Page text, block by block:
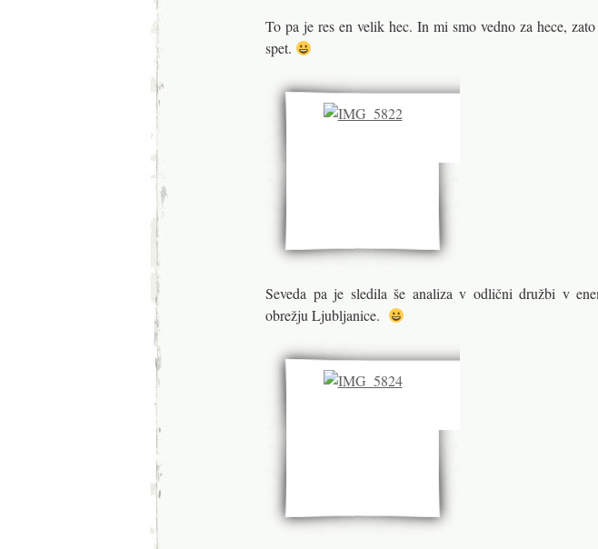
To pa je res en velik hec. In mi smo vedno za hece,
spet.
Seveda pa je sledila še analiza v odlični družbi v
obrežju Ljubljanice.